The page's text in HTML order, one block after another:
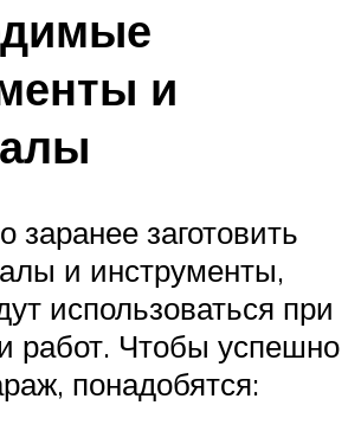
и
заранее заготовить
и инструменты,
использоваться при
работ. Чтобы успешно
понадобятся: